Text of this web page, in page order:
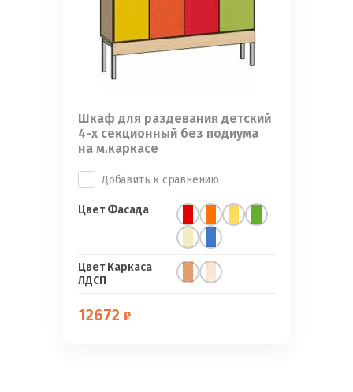
Шкаф для раздевания детский
4-х секционный без подиума
на м.каркасе
Добавить к сравнению
Цвет Фасада
Цвет Каркаса
ЛДСП
12672